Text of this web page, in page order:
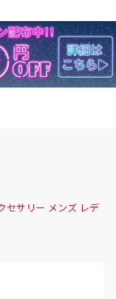
セサリー メンズ レデ